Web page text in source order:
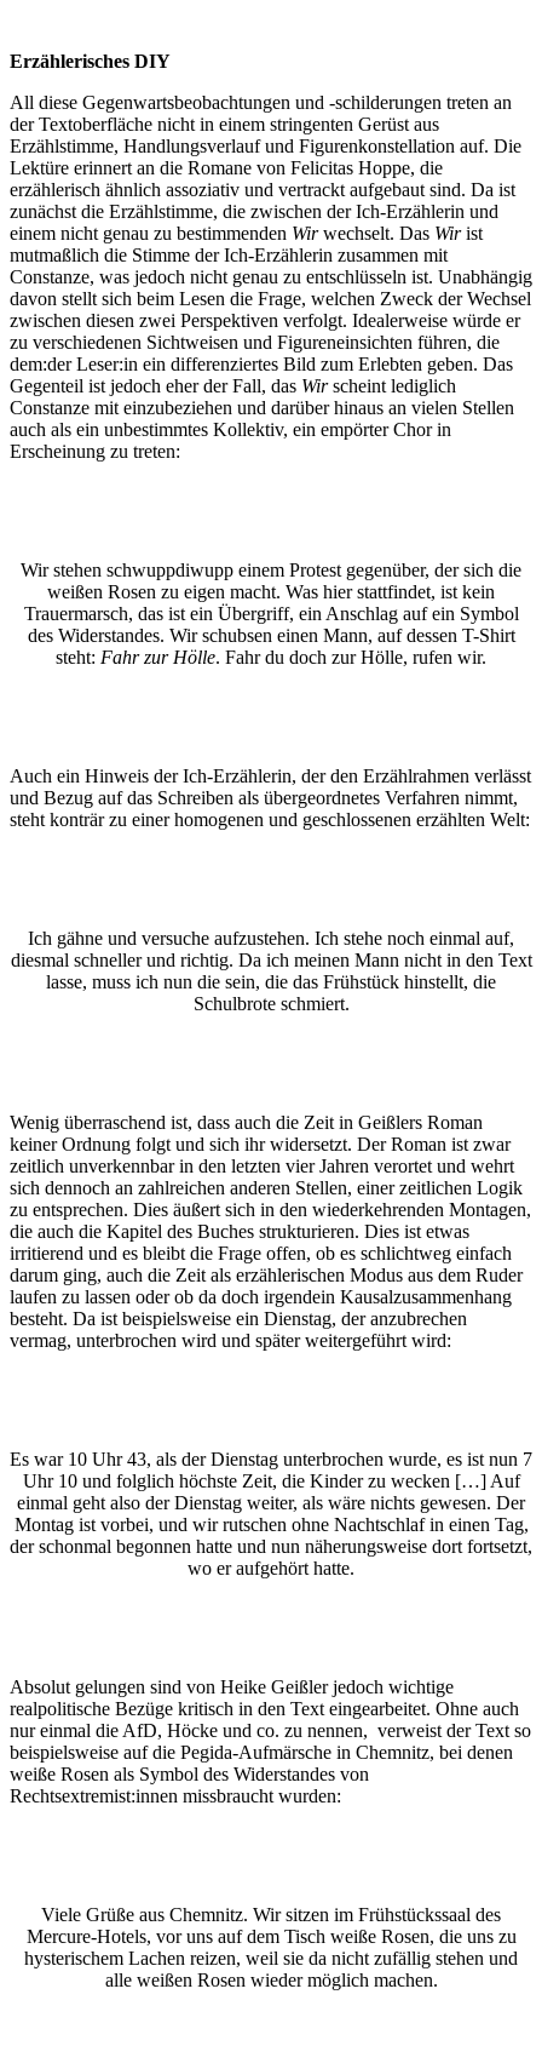
Erzählerisches DIY
All diese Gegenwartsbeobachtungen und -schilderungen treten an
der Textoberfläche nicht in einem stringenten Gerüst aus
Erzählstimme, Handlungsverlauf und Figurenkonstellation auf. Die
Lektüre erinnert an die Romane von Felicitas Hoppe, die
erzählerisch ähnlich assoziativ und vertrackt aufgebaut sind. Da ist
zunächst die Erzählstimme, die zwischen der Ich-Erzählerin und
einem nicht genau zu bestimmenden Wirwechselt. Das Wirist
mutmaßlich die Stimme der Ich-Erzählerin zusammen mit
Constanze, was jedoch nicht genau zu entschlüsseln ist. Unabhängig
davon stellt sich beim Lesen die Frage, welchen Zweck der Wechsel
zwischen diesen zwei Perspektiven verfolgt. Idealerweise würde er
zu verschiedenen Sichtweisen und Figureneinsichten führen, die
dem:der Leser:in ein differenziertes Bild zum Erlebten geben. Das
Gegenteil ist jedoch eher der Fall, das Wirscheint lediglich
Constanze mit einzubeziehen und darüber hinaus an vielen Stellen
auch als ein unbestimmtes Kollektiv, ein empörter Chor in
Erscheinung zu treten:
Wir stehen schwuppdiwupp einem Protest gegenüber, der sich die
weißen Rosen zu eigen macht. Was hier stattfindet, ist kein
Trauermarsch, das ist ein Übergriff, ein Anschlag auf ein Symbol
des Widerstandes. Wir schubsen einen Mann, auf dessen T-Shirt
steht: Fahr zur Hölle. Fahr du doch zur Hölle, rufen wir.
Auch ein Hinweis der Ich-Erzählerin, der den Erzählrahmen verlässt
und Bezug auf das Schreiben als übergeordnetes Verfahren nimmt,
steht konträr zu einer homogenen und geschlossenen erzählten Welt:
Ich gähne und versuche aufzustehen. Ich stehe noch einmal auf,
diesmal schneller und richtig. Da ich meinen Mann nicht in den Text
lasse, muss ich nun die sein, die das Frühstück hinstellt, die
Schulbrote schmiert.
Wenig überraschend ist, dass auch die Zeit in Geißlers Roman
keiner Ordnung folgt und sich ihr widersetzt. Der Roman ist zwar
zeitlich unverkennbar in den letzten vier Jahren verortet und wehrt
sich dennoch an zahlreichen anderen Stellen, einer zeitlichen Logik
zu entsprechen. Dies äußert sich in den wiederkehrenden Montagen,
die auch die Kapitel des Buches strukturieren. Dies ist etwas
irritierend und es bleibt die Frage offen, ob es schlichtweg einfach
darum ging, auch die Zeit als erzählerischen Modus aus dem Ruder
laufen zu lassen oder ob da doch irgendein Kausalzusammenhang
besteht. Da ist beispielsweise ein Dienstag, der anzubrechen
vermag, unterbrochen wird und später weitergeführt wird:
Es war 10 Uhr 43, als der Dienstag unterbrochen wurde, es ist nun 7
Uhr 10 und folglich höchste Zeit, die Kinder zu wecken […] Auf
einmal geht also der Dienstag weiter, als wäre nichts gewesen. Der
Montag ist vorbei, und wir rutschen ohne Nachtschlaf in einen Tag,
der schonmal begonnen hatte und nun näherungsweise dort fortsetzt,
wo er aufgehört hatte.
Absolut gelungen sind von Heike Geißler jedoch wichtige
realpolitische Bezüge kritisch in den Text eingearbeitet. Ohne auch
nur einmal die AfD, Höcke und co. zu nennen, verweist der Text so
beispielsweise auf die Pegida-Aufmärsche in Chemnitz, bei denen
weiße Rosen als Symbol des Widerstandes von
Rechtsextremist:innen missbraucht wurden:
Viele Grüße aus Chemnitz. Wir sitzen im Frühstückssaal des
Mercure-Hotels, vor uns auf dem Tisch weiße Rosen, die uns zu
hysterischem Lachen reizen, weil sie da nicht zufällig stehen und
alle weißen Rosen wieder möglich machen.